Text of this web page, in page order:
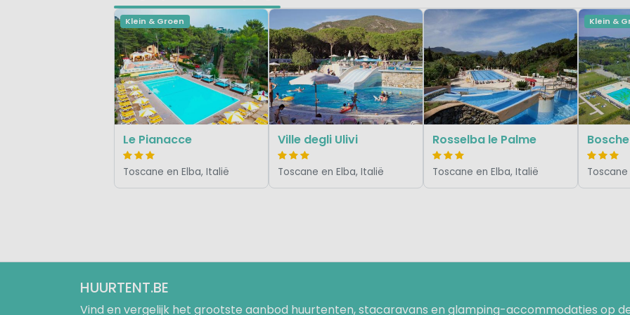
Klein & Groen
Le Pianacce
Toscane en Elba, Italië
Ville degli Ulivi
Toscane en Elba, Italië
Rosselba le Palme
Toscane en Elba, Italië
Klein &
HUURTENT.BE
Vind en vergelijk het grootste aanbod huurtenten, stacaravans en glamping-accommodaties op